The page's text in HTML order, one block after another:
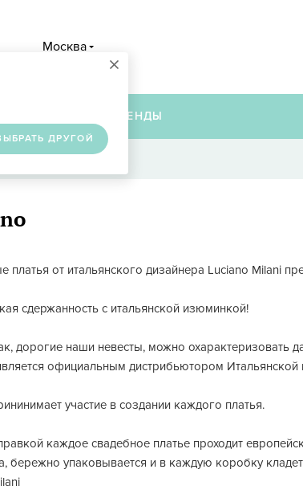
Москва
×
ДРУГОЙ
БРЕНДЫ
платья от итальянского дизайнера Luciano Milani
сдержанность с итальянской изюминкой!
дорогие наши невесты, можно охарактеризовать
официальным дистрибьютором
участие в создании каждого платья.
каждое свадебное платье проходит
бережно упаковывается и в каждую коробку